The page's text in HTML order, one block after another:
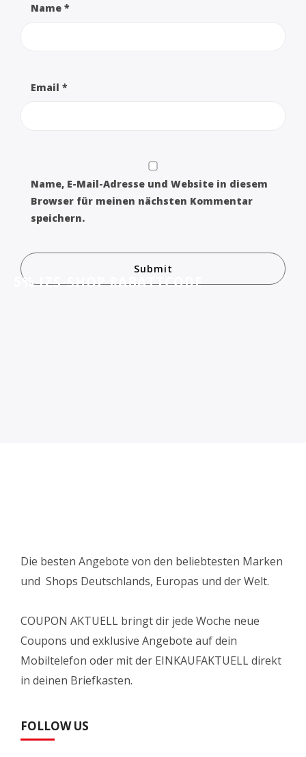
5% IZS-SHOP RABATTCODE
Name *
Email *
Name, E-Mail-Adresse und Website in diesem
Browser für meinen nächsten Kommentar
speichern.
Die besten Angebote von den beliebtesten Marken
und Shops Deutschlands, Europas und der Welt.
COUPON AKTUELL bringt dir jede Woche neue
Coupons und exklusive Angebote auf dein
Mobiltelefon oder mit der EINKAUFAKTUELL direkt
in deinen Briefkasten.
FOLLOW US